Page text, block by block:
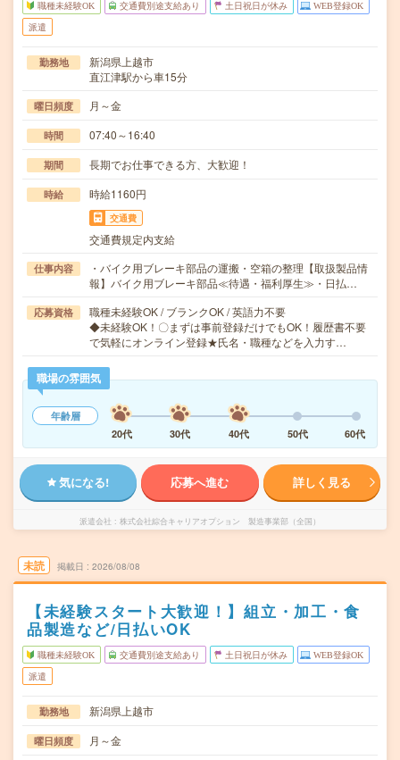
職種未経験OK 交通費別途支給あり 土日祝日が休み WEB登録OK
派遣
勤務地
新潟県上越市
直江津駅から車15分
曜日頻度 月～金
時間 07:40～16:40
期間 長期でお仕事できる方、大歓迎！
時給 時給1160円
交通費
交通費規定内支給
仕事内容
・バイク用ブレーキ部品の運搬・空箱の整理【取扱製品情
報】バイク用ブレーキ部品≪待遇・福利厚生≫・日払…
応募資格
職種未経験OK / ブランクOK / 英語力不要
◆未経験OK！〇まずは事前登録だけでもOK！履歴書不要
で気軽にオンライン登録★氏名・職種などを入力す…
職場の雰囲気
年齢層
20代
30代 40代 50代 60代
気になる! 応募へ進む 詳しく見る
派遣会社 株式会社綜合キャリアオプション 製造事業部（全国）
未読 掲載日 2026/08/08
【未経験スタート大歓迎！】組立・加工・食
品製造など/日払いOK
職種未経験OK 交通費別途支給あり 土日祝日が休み WEB登録OK
派遣
勤務地 新潟県上越市
曜日頻度 月～金